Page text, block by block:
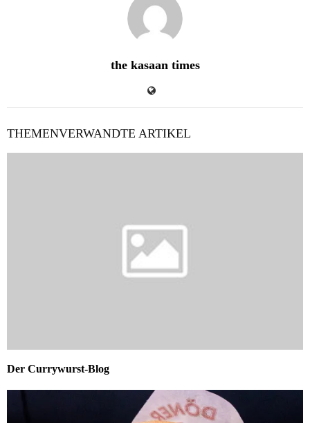
the kasaan times
THEMENVERWANDTE ARTIKEL
Der Currywurst-Blog